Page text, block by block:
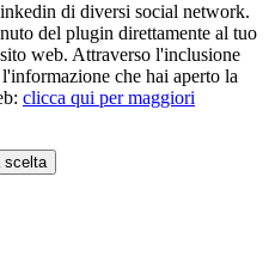
di diversi social network.
del plugin direttamente al tuo
web. Attraverso l'inclusione
che hai aperto la
clicca qui per maggiori
scelta